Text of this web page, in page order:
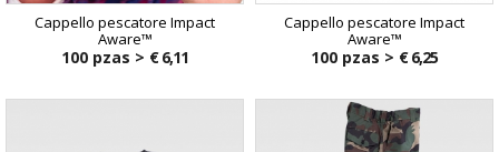
Cappello pescatore Impact
Aware™
100 pzas > € 6,11
Cappello pescatore Impact
Aware™
100 pzas > € 6,25